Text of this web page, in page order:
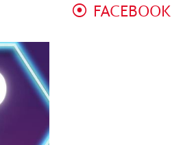
FACEBOOK